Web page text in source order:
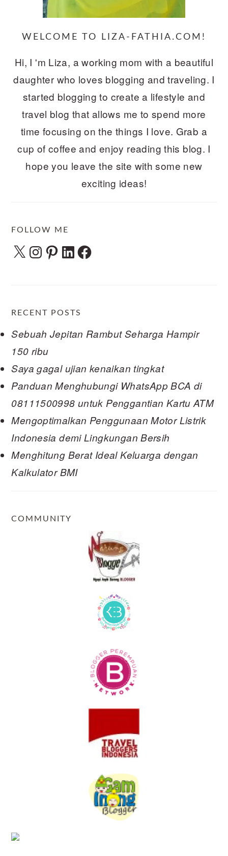
WELCOME TO LIZA-FATHIA.COM!
Hi, I 'm Liza, a working mom with a beautiful
daughter who loves blogging and traveling. I
started blogging to create a lifestyle and
travel blog that allows me to spend more
time focusing on the things I love. Grab a
cup of coffee and enjoy reading this blog. I
hope you leave the site with some new
exciting ideas!
FOLLOW ME
X Instagram
Pinterest
LinkedInFacebook
RECENT POSTS
Sebuah Jepitan Rambut Seharga Hampir
150 ribu
Saya gagal ujian kenaikan tingkat
Panduan Menghubungi WhatsApp BCA di
08111500998 untuk Penggantian Kartu ATM
Mengoptimalkan Penggunaan Motor Listrik
Indonesia demi Lingkungan Bersih
Menghitung Berat Ideal Keluarga dengan
Kalkulator BMI
COMMUNITY